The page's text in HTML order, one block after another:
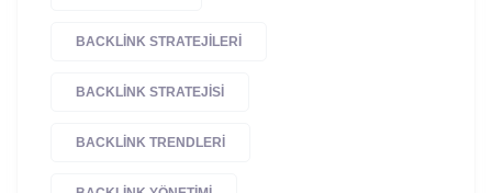
BACKLINK STRATEJILERI
BACKLINK STRATEJISI
BACKLINK TRENDLERI